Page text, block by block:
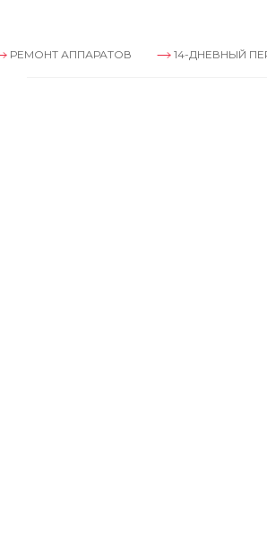
14-ДНЕВНЫЙ ПЕРИОД